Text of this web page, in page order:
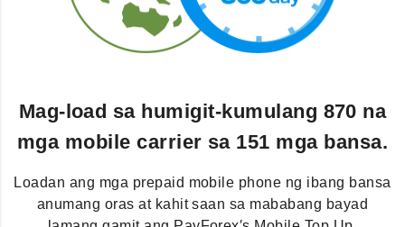
Mag-load sa humigit-kumulang 870 na
mga mobile carrier sa 151 mga bansa.
Loadan ang mga prepaid mobile phone ng ibang bansa
anumang oras at kahit saan sa mababang bayad